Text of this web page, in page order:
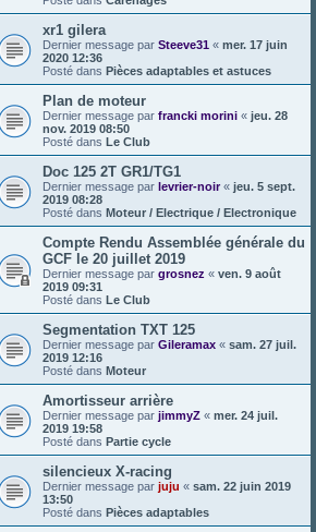
xr1 gilera
Dernier message par Steeve31 « mer. 17 juin
2020 12:36
Posté dans Pièces adaptables et astuces
Plan de moteur
Dernier message par francki morini « jeu. 28
nov. 2019 08:50
Posté dans Le Club
Doc 125 2T GR1/TG1
Dernier message par levrier-noir« jeu. 5 sept.
2019 08:28
Posté dans Moteur / Electrique / Electronique
Compte Rendu Assemblée générale du
GCF le 20 juillet 2019
Dernier message par grosnez « ven. 9 août
2019 09:31
Posté dans Le Club
Segmentation TXT 125
Dernier message par Gileramax « sam. 27 juil.
2019 12:16
Posté dans Moteur
Amortisseur arrière
Dernier message par jimmyZ « mer. 24 juil.
2019 19:58
Posté dans Partie cycle
silencieux X-racing
Dernier message par juju « sam. 22 juin 2019
13:50
Posté dans Pièces adaptables